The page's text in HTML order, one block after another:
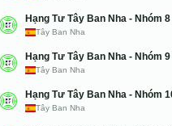
Hạng Tư Tây Ban Nha - Nhóm 8
Tây Ban Nha
Hạng Tư Tây Ban Nha - Nhóm 9
Tây Ban Nha
Hạng Tư Tây Ban Nha - Nhóm
Tây Ban Nha